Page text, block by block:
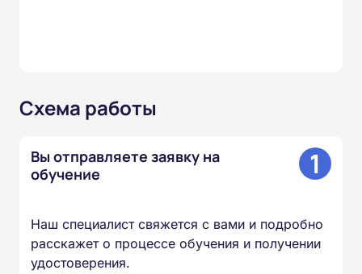
Схема работы
Вы отправляете заявку на
обучение
1
Наш специалист свяжется с вами и подробно
расскажет о процессе обучения и получении
удостоверения.